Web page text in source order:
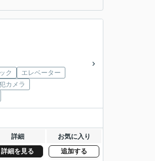
ク
エレベーター
カメラ
詳細 お気に入り
詳細を見る 追加する